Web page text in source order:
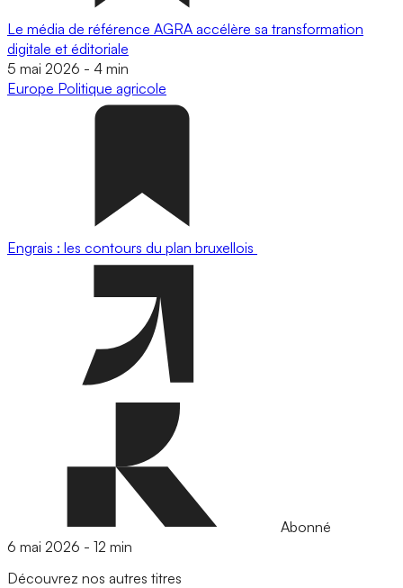
Le média de référence AGRA accélère sa transformation
digitale et éditoriale
5 mai 2026 - 4 min
Europe Politique agricole
Engrais : les contours du plan bruxellois
Abonné
6 mai 2026 - 12 min
Découvrez nos autres titres